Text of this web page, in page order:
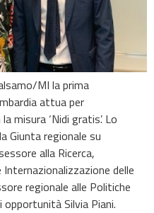
MI la prima
attua per
misura ‘Nidi gratis’. Lo
Giunta regionale su
alla Ricerca,
delle
regionale alle Politiche
Silvia Piani.